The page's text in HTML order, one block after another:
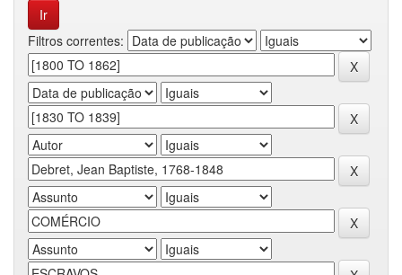
Filtros correntes: